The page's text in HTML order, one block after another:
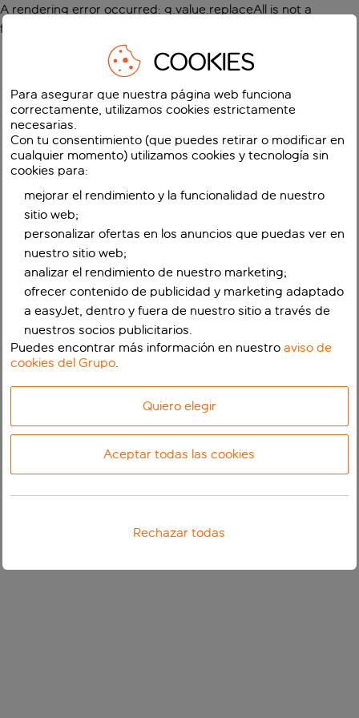
A rendering error occurred: g.value.replaceAll is not a
function
COOKIES
Para asegurar que nuestra página web funciona
correctamente, utilizamos cookies estrictamente
necesarias.
Con tu consentimiento (que puedes retirar o modificar en
cualquier momento) utilizamos cookies y tecnología sin
cookies para:
mejorar el rendimiento y la funcionalidad de nuestro
sitio web;
personalizar ofertas en los anuncios que puedas ver en
nuestro sitio web;
analizar el rendimiento de nuestro marketing;
ofrecer contenido de publicidad y marketing adaptado
a easyJet, dentro y fuera de nuestro sitio a través de
nuestros socios publicitarios.
Puedes encontrar más información en nuestroaviso de
cookies del Grupo.
Quiero elegir
Aceptar todas las cookies
Rechazar todas